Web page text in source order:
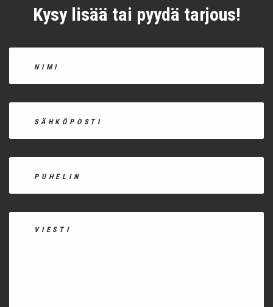
Kysy lisää tai pyydä tarjous!